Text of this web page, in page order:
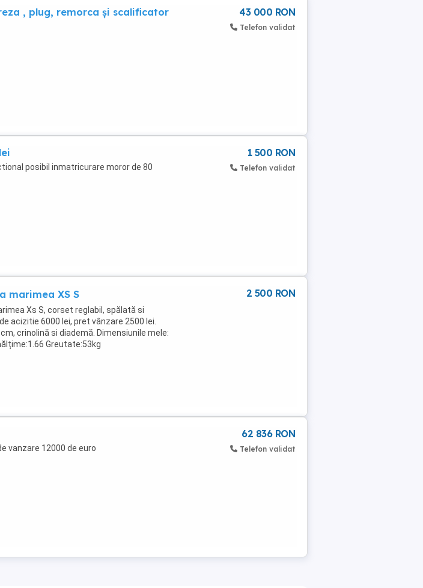
, plug, remorca și scalificator 43 000 RON
Telefon validat
posibil inmatricurare moror de 80
1 500 RON
Telefon validat
marimea XS S
Xs S, corset reglabil, spălată si
acizitie 6000 lei, pret vânzare 2500 lei.
crinolină si diademă. Dimensiunile mele:
Greutate:53kg
2 500 RON
vanzare 12000 de euro
62 836 RON
Telefon validat